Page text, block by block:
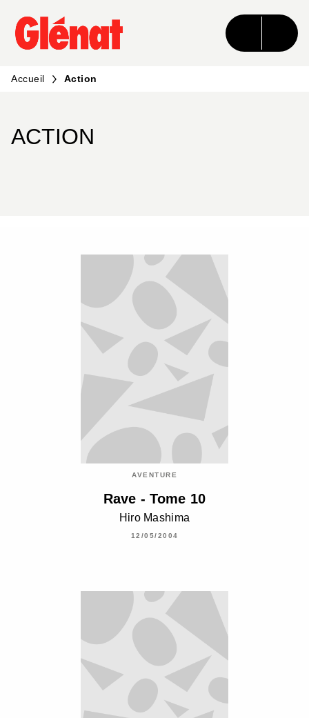
MENU RECHERCHE CONTENU
PIED DE PAGE
Accueil Action
ACTION
AVENTURE
Rave - Tome 10
Hiro Mashima
12/05/2004